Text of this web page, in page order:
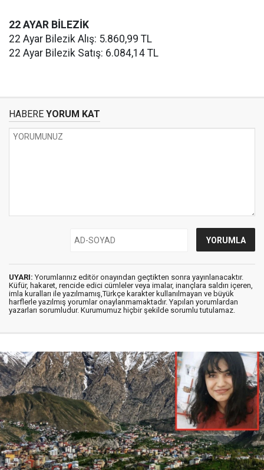
22 AYAR BİLEZİK
22 Ayar Bilezik Alış: 5.860,99 TL
22 Ayar Bilezik Satış: 6.084,14 TL
HABERE YORUM KAT
UYARI: Yorumlarınız editör onayından geçtikten sonra yayınlanacaktır.
Küfür, hakaret, rencide edici cümleler veya imalar, inançlara saldırı içeren,
imla kuralları ile yazılmamış,Türkçe karakter kullanılmayan ve büyük
harflerle yazılmış yorumlar onaylanmamaktadır. Yapılan yorumlardan
yazarları sorumludur. Kurumumuz hiçbir şekilde sorumlu tutulamaz.